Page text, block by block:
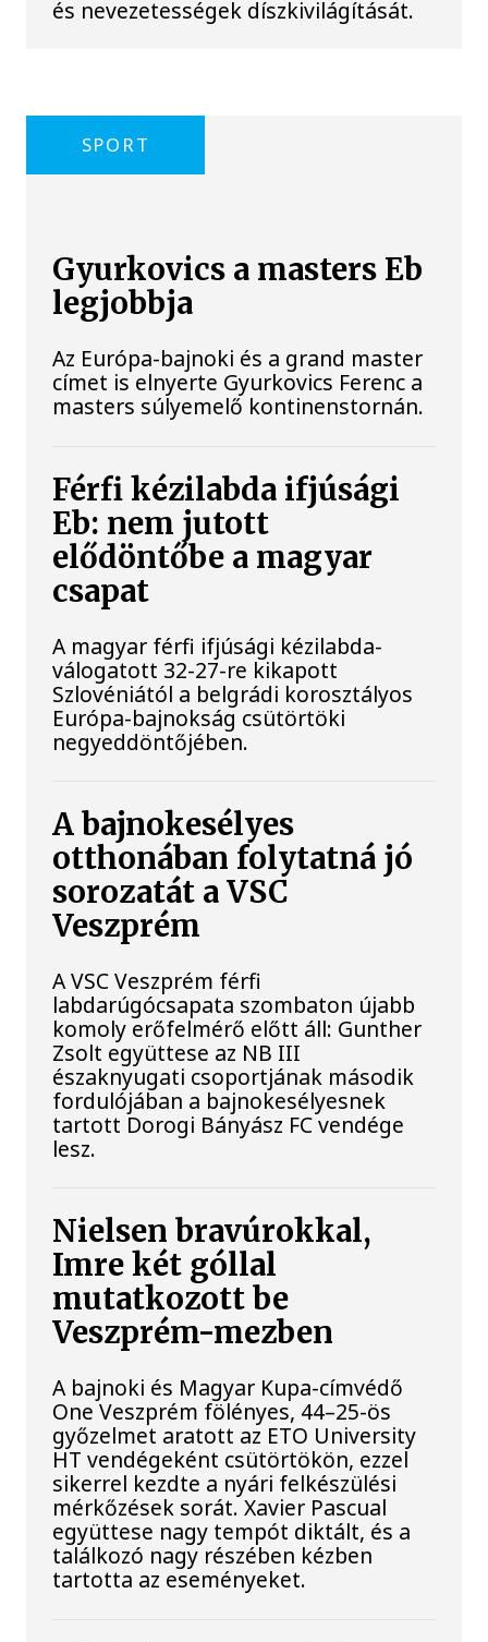
és nevezetességek díszkivilágítását.
SPORT
Gyurkovics a masters Eb
legjobbja
Az Európa-bajnoki és a grand master
címet is elnyerte Gyurkovics Ferenc a
masters súlyemelő kontinenstornán.
Férfi kézilabda ifjúsági
Eb: nem jutott
elődöntőbe a magyar
csapat
A magyar férfi ifjúsági kézilabda-
válogatott 32-27-re kikapott
Szlovéniától a belgrádi korosztályos
Európa-bajnokság csütörtöki
negyeddöntőjében.
A bajnokesélyes
otthonában folytatná jó
sorozatát a VSC
Veszprém
A VSC Veszprém férfi
labdarúgócsapata szombaton újabb
komoly erőfelmérő előtt áll: Gunther
Zsolt együttese az NB III
északnyugati csoportjának második
fordulójában a bajnokesélyesnek
tartott Dorogi Bányász FC vendége
lesz.
Nielsen bravúrokkal,
Imre két góllal
mutatkozott be
Veszprém-mezben
A bajnoki és Magyar Kupa-címvédő
One Veszprém fölényes, 44–25-ös
győzelmet aratott az ETO University
HT vendégeként csütörtökön, ezzel
sikerrel kezdte a nyári felkészülési
mérkőzések sorát. Xavier Pascual
együttese nagy tempót diktált, és a
találkozó nagy részében kézben
tartotta az eseményeket.